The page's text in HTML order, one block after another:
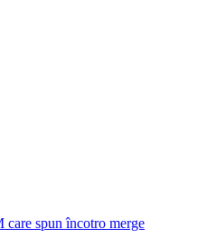
spun încotro merge